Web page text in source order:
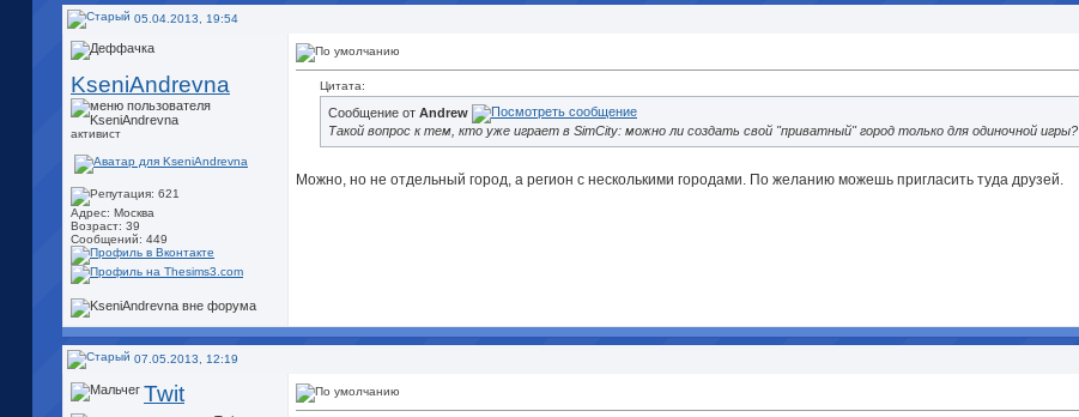
05.04.2013, 19:54
KseniAndrevna
активист
Адрес: Москва
Возраст: 39
Сообщений: 449
Цитата:
Сообщение от Andrew
Такой вопрос к тем, кто уже играет в SimCity: можно ли создать свой "приватный" город только для одиночной игры?
Можно, но не отдельный город, а регион с несколькими городами. По желанию можешь пригласить туда друзей.
07.05.2013, 12:19
Twit